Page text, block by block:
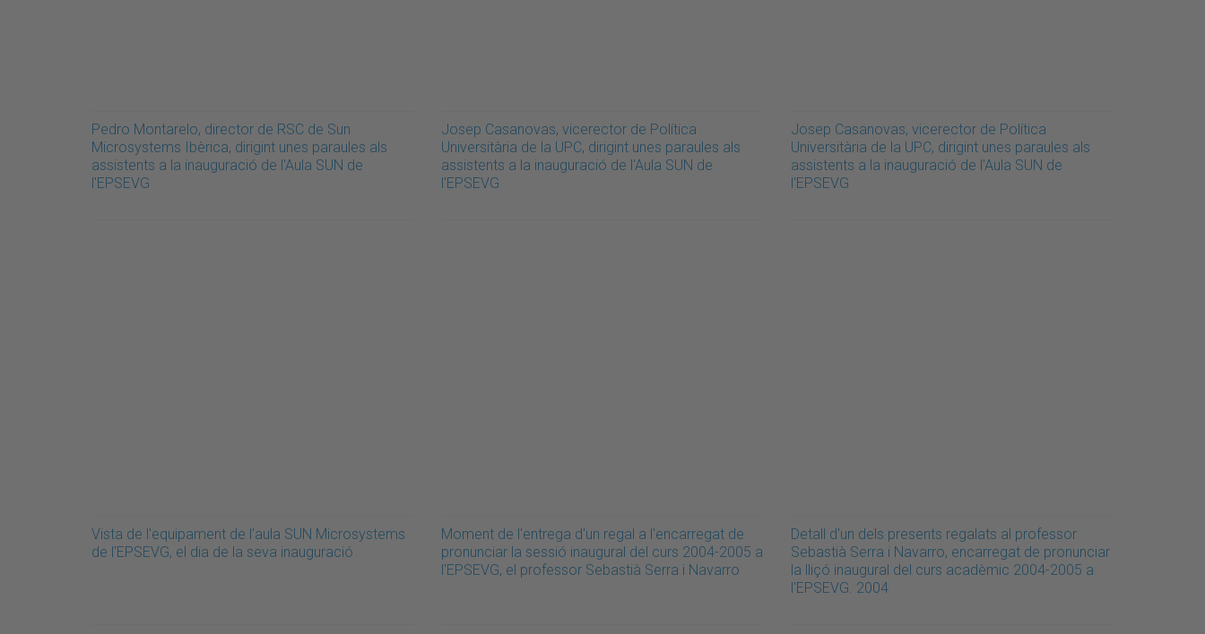
Pedro Montarelo, director de RSC de Sun
Microsystems Ibèrica, dirigint unes paraules als
assistents a la inauguració de l'Aula SUN de
l'EPSEVG
Josep Casanovas, vicerector de Política
Universitària de la UPC, dirigint unes paraules als
assistents a la inauguració de l'Aula SUN de
l'EPSEVG
Josep Casanovas, vicerector de Política
Universitària de la UPC, dirigint unes paraules als
assistents a la inauguració de l'Aula SUN de
l'EPSEVG
Vista de l'equipament de l'aula SUN Microsystems
de l'EPSEVG, el dia de la seva inauguració
Moment de l'entrega d'un regal a l'encarregat de
pronunciar la sessió inaugural del curs 2004-2005 a
l'EPSEVG, el professor Sebastià Serra i Navarro
Detall d'un dels presents regalats al professor
Sebastià Serra i Navarro, encarregat de pronunciar
la lliçó inaugural del curs acadèmic 2004-2005 a
l'EPSEVG. 2004